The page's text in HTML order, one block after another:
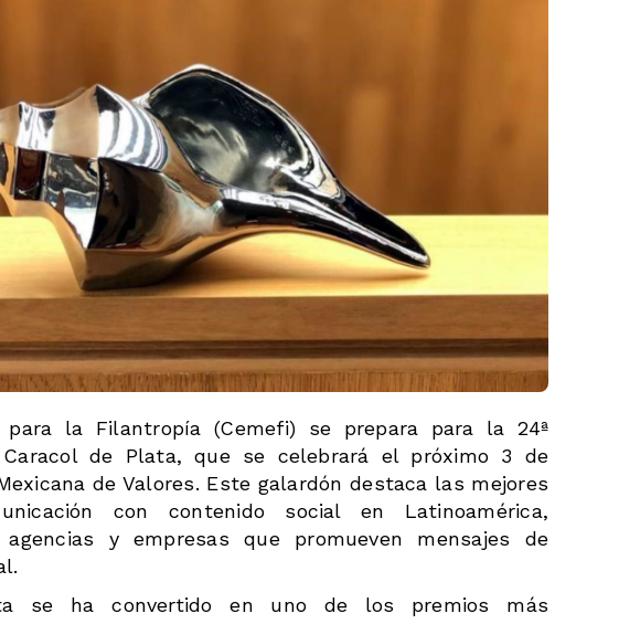
para la Filantropía (Cemefi) se prepara para la 24ª
de Plata, que se celebrará el próximo 3 de
de Valores. Este galardón destaca las mejores
con contenido social en Latinoamérica,
y empresas que promueven mensajes de
se ha convertido en uno de los premios más